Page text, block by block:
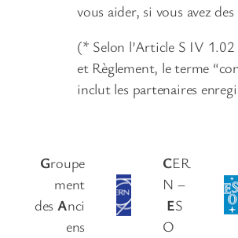
vous aider, si vous avez
(* Selon l’Article S IV
et Règlement, le terme
inclut les partenaires
Groupe
ment
des Anci
ens
CER
N –
ES
O